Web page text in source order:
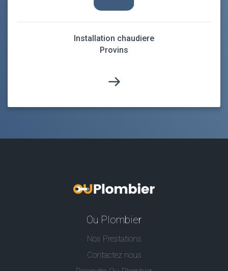
Installation chaudiere
Provins
Ou Plombier
Nos Prestations
Contactez nous